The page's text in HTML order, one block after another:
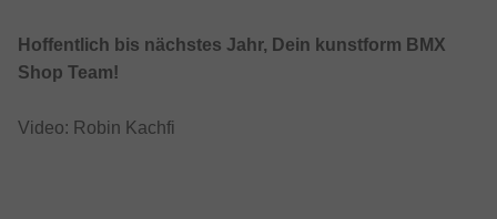
Hoffentlich bis nächstes Jahr, Dein kunstform BMX
Shop Team!
Video: Robin Kachfi